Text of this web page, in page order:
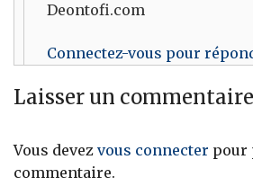
Deontofi.com
Connectez-vous pour
Laisser un commentaire
Vous devez vous connecter pour
commentaire.